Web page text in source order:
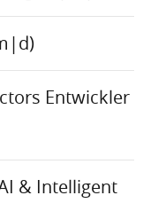
Entwickler
& Intelligent